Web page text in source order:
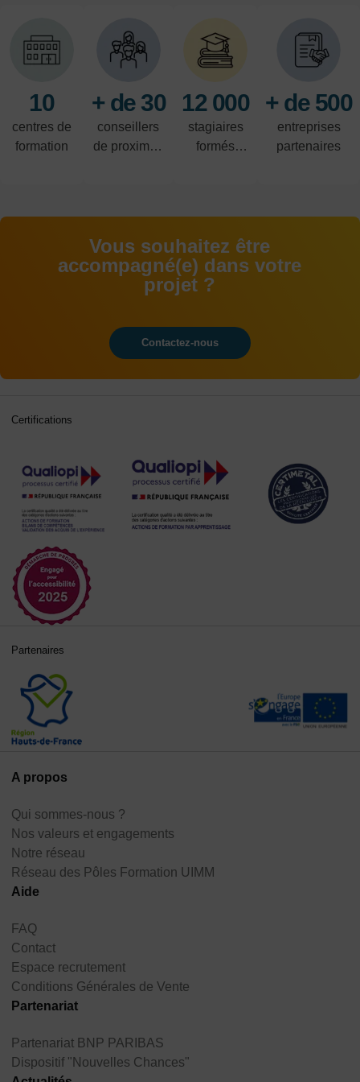
10
centres de
formation
+ de 30
conseillers
de proximité
12 000
stagiaires
formés
+ de 500
entreprises
partenaires
Vous souhaitez être
accompagné(e) dans votre
projet ?
Contactez-nous
A propos
Qui sommes-nous ?
Nos valeurs et engagements
Notre réseau
Réseau des Pôles Formation UIMM
Aide
FAQ
Contact
Espace recrutement
Conditions Générales de Vente
Partenariat
Partenariat BNP PARIBAS
Dispositif "Nouvelles Chances"
Certifications
Partenaires